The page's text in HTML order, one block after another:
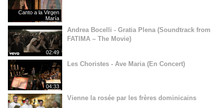
Canto a la Virgen
María
02:49
Andrea Bocelli - Gratia Plena (Soundtrack from
FATIMA – The Movie)
04:33
Les Choristes - Ave Maria (En Concert)
Vienne la rosée par les frères dominicains